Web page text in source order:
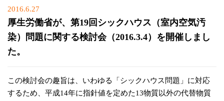
Posted
on
2016.6.27
厚生労働省が、第19回シックハウス（室内空気汚
染）問題に関する検討会（2016.3.4）を開催しまし
た。
この検討会の趣旨は、いわゆる「シックハウス問題」に対応
するため、平成14年に指針値を定めた13物質以外の代替物質